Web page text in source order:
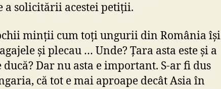
a solicitării acestei petiții.
minții cum toți ungurii din România își
și plecau … Unde? Țara asta este și a
ducă? Dar nu asta e important. S-ar fi dus
că tot e mai aproape decât Asia în